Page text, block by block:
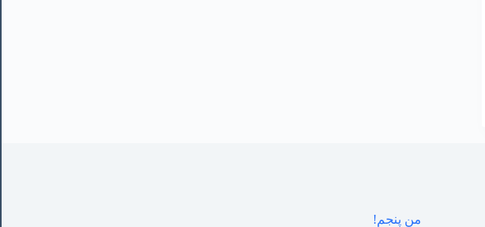
منِ پنجم!